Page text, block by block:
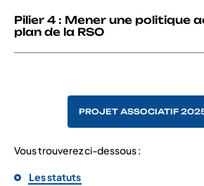
Pilier 4 : Mener une politique
plan de la RSO
PROJET ASSOCIATIF
Vous trouverez ci-dessous :
Les statuts